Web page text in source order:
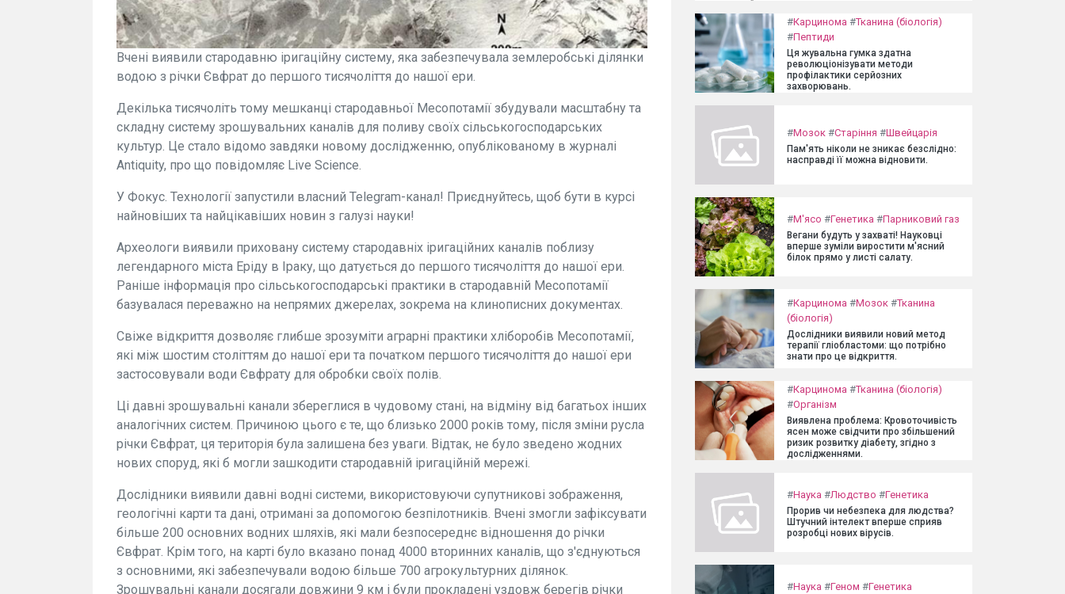
Вчені виявили стародавню іригаційну систему, яка забезпечувала землеробські ділянки
водою з річки Євфрат до першого тисячоліття до нашої ери.
Декілька тисячоліть тому мешканці стародавньої Месопотамії збудували масштабну та
складну систему зрошувальних каналів для поливу своїх сільськогосподарських
культур. Це стало відомо завдяки новому дослідженню, опублікованому в журналі
Antiquity, про що повідомляє Live Science.
У Фокус. Технології запустили власний Telegram-канал! Приєднуйтесь, щоб бути в курсі
найновіших та найцікавіших новин з галузі науки!
Археологи виявили приховану систему стародавніх іригаційних каналів поблизу
легендарного міста Еріду в Іраку, що датується до першого тисячоліття до нашої ери.
Раніше інформація про сільськогосподарські практики в стародавній Месопотамії
базувалася переважно на непрямих джерелах, зокрема на клинописних документах.
Свіже відкриття дозволяє глибше зрозуміти аграрні практики хліборобів Месопотамії,
які між шостим століттям до нашої ери та початком першого тисячоліття до нашої ери
застосовували води Євфрату для обробки своїх полів.
Ці давні зрошувальні канали збереглися в чудовому стані, на відміну від багатьох інших
аналогічних систем. Причиною цього є те, що близько 2000 років тому, після зміни русла
річки Євфрат, ця територія була залишена без уваги. Відтак, не було зведено жодних
нових споруд, які б могли зашкодити стародавній іригаційній мережі.
Дослідники виявили давні водні системи, використовуючи супутникові зображення,
геологічні карти та дані, отримані за допомогою безпілотників. Вчені змогли зафіксувати
більше 200 основних водних шляхів, які мали безпосереднє відношення до річки
Євфрат. Крім того, на карті було вказано понад 4000 вторинних каналів, що з'єднуються
з основними, які забезпечували водою більше 700 агрокультурних ділянок.
Зрошувальні канали досягали довжини 9 км і були прокладені уздовж берегів річки
#Карцинома #Тканина (біологія)
#Пептиди
Ця жувальна гумка здатна
революціонізувати методи
профілактики серйозних
захворювань.
#Мозок #Старіння #Швейцарія
Пам'ять ніколи не зникає безслідно:
насправді її можна відновити.
#М'ясо #Генетика #Парниковий газ
Вегани будуть у захваті! Науковці
вперше зуміли виростити м'ясний
білок прямо у листі салату.
#Карцинома #Мозок #Тканина
(біологія)
Дослідники виявили новий метод
терапії гліобластоми: що потрібно
знати про це відкриття.
#Карцинома #Тканина (біологія)
#Організм
Виявлена проблема: Кровоточивість
ясен може свідчити про збільшений
ризик розвитку діабету, згідно з
дослідженнями.
#Наука #Людство #Генетика
Прорив чи небезпека для людства?
Штучний інтелект вперше сприяв
розробці нових вірусів.
#Наука #Геном #Генетика